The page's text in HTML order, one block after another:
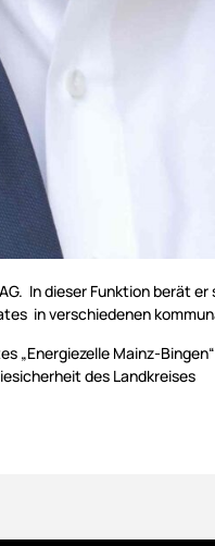
In dieser Funktion berät
in verschiedenen
Mainz-
des Landkreises